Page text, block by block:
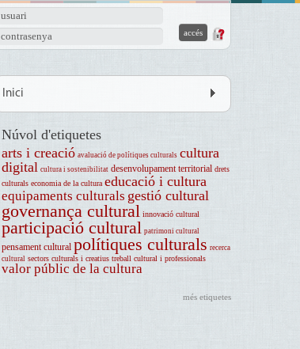
usuari
contrasenya
Inici
Núvol d'etiquetes
arts i creació avaluació de polítiques culturals cultura
digital cultura i sostenibilitat desenvolupament territorial drets
culturals economia de la cultura educació i cultura
equipaments culturals gestió cultural
governança cultural innovació cultural
participació cultural patrimoni cultural
pensament cultural polítiques culturals recerca
cultural sectors culturals i creatius treball cultural i professionals
valor públic de la cultura
més etiquetes